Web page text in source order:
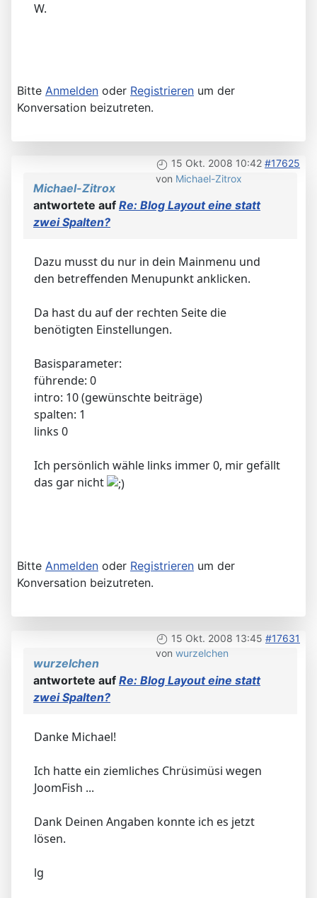
W.
Bitte Anmelden oder Registrieren um der
Konversation beizutreten.
15 Okt. 2008 10:42 #17625
von Michael-Zitrox
Michael-Zitrox
antwortete auf Re: Blog Layout eine statt
zwei Spalten?
Dazu musst du nur in dein Mainmenu und
den betreffenden Menupunkt anklicken.
Da hast du auf der rechten Seite die
benötigten Einstellungen.
Basisparameter:
führende: 0
intro: 10 (gewünschte beiträge)
spalten: 1
links 0
Ich persönlich wähle links immer 0, mir gefällt
das gar nicht
Bitte Anmelden oder Registrieren um der
Konversation beizutreten.
15 Okt. 2008 13:45 #17631
von wurzelchen
wurzelchen
antwortete auf Re: Blog Layout eine statt
zwei Spalten?
Danke Michael!
Ich hatte ein ziemliches Chrüsimüsi wegen
JoomFish ...
Dank Deinen Angaben konnte ich es jetzt
lösen.
lg